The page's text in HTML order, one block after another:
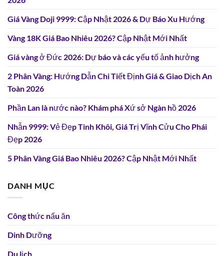
Giá Vàng Doji 9999: Cập Nhật 2026 & Dự Báo Xu Hướng
Vàng 18K Giá Bao Nhiêu 2026? Cập Nhật Mới Nhất
Giá vàng ở Đức 2026: Dự báo và các yếu tố ảnh hưởng
2 Phân Vàng: Hướng Dẫn Chi Tiết Định Giá & Giao Dịch An
Toàn 2026
Phần Lan là nước nào? Khám phá Xứ sở Ngàn hồ 2026
Nhẫn 9999: Vẻ Đẹp Tinh Khôi, Giá Trị Vĩnh Cửu Cho Phái
Đẹp 2026
5 Phân Vàng Giá Bao Nhiêu 2026? Cập Nhật Mới Nhất
DANH MỤC
Công thức nấu ăn
Dinh Dưỡng
Du lịch